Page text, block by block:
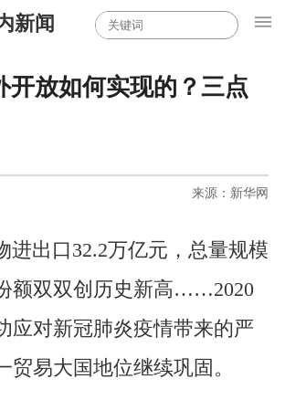
新闻
开放如何实现的？三点
来源：新华网
进出口32.2万亿元，总量规模
额双双创历史新高……2020
应对新冠肺炎疫情带来的严
贸易大国地位继续巩固。